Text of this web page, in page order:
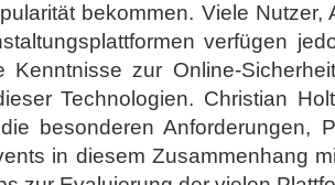
bekommen. Viele Nutzer,
verfügen
Kenntnisse zur Online-
Technologien. Christian
besonderen Anforderungen,
in diesem Zusammenhang